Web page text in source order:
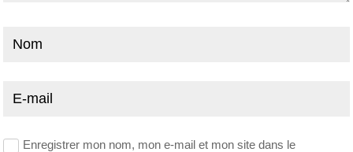
Enregistrer mon nom, mon e-mail et mon site dans le